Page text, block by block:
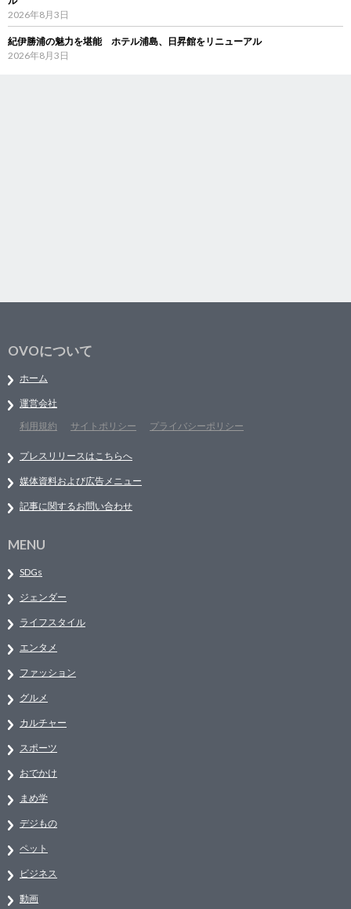
2026年8月3日
紀伊勝浦の魅力を堪能 ホテル浦島、日昇館をリニューアル
2026年8月3日
OVOについて
ホーム
運営会社
利用規約
サイトポリシー プライバシーポリシー
プレスリリースはこちらへ
媒体資料および広告メニュー
記事に関するお問い合わせ
MENU
SDGs
ジェンダー
ライフスタイル
エンタメ
ファッション
グルメ
カルチャー
スポーツ
おでかけ
まめ学
デジもの
ペット
ビジネス
動画